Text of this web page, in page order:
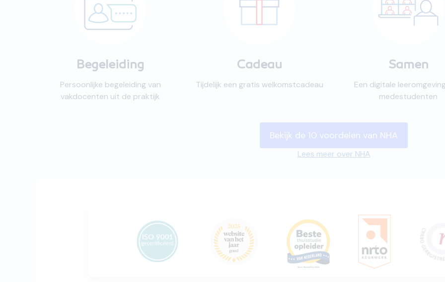
Begeleiding
Persoonlijke begeleiding van
vakdocenten uit de praktijk
Cadeau
Tijdelijk een gratis welkomstcadeau
Samen
Een digitale
medestudenten
Bekijk de 10 voordelen van NHA
Lees meer over NHA